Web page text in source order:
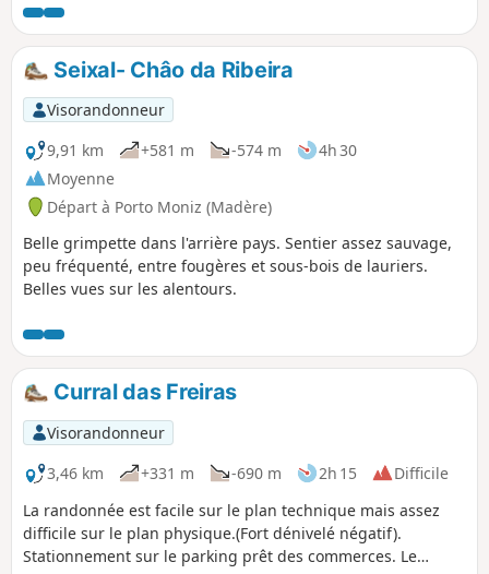
ensuite le PR®13 jusqu'au point de vue de Fio. Retour
ensuite par un nouveau sentier jusqu'à l'esplanade de
Fanal? qui offre un regroupement d'arbres magnifiques
permettant de réaliser des clichés superbes. Le chemin
continu vers une marre que l'on entend de loin avec les
grenouilles. Pour finir, passage devant un 2e point d'eau,
parfois asséché, avant de retrouver la voiture. Aucune
difficultés. L'humidité est présente car la randonnée est au
milieu des nuages, mais cela reste raisonnable.
Seixal- Châo da Ribeira
Visorandonneur
9,91 km
+581 m -574 m
4h 30
Moyenne
Départ à Porto Moniz (Madère)
Belle grimpette dans l'arrière pays. Sentier assez sauvage,
peu fréquenté, entre fougères et sous-bois de lauriers.
Belles vues sur les alentours.
Curral das Freiras
Visorandonneur
3,46 km
+331 m -690 m 2h 15
Difficile
La randonnée est facile sur le plan technique mais assez
difficile sur le plan physique.(Fort dénivelé négatif).
Stationnement sur le parking prêt des commerces. Le